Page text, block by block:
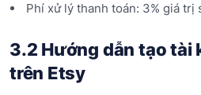
Phí xử lý thanh toán: 3% giá trị
3.2 Hướng dẫn tạo tài
trên Etsy